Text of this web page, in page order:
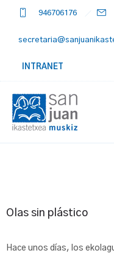
946706176
INTRANET
Olas sin plástico
Hace unos días, los